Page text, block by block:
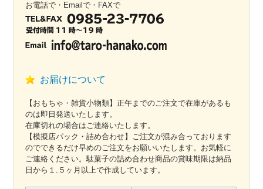
お電話で・Emailで・FAXで
お届けについて
【おもちゃ・雑貨小物類】正午までのご注文で在庫があるも
のは即日発送いたします。
在庫切れの場合はご連絡いたします。
【模擬店パック・詰め合わせ】ご注文が混み合っております
のでできるだけ早めのご注文をお願いいたします。お気軽に
ご連絡ください。駄菓子の詰め合わせ商品の賞味期限は納品
日から１.５ヶ月以上で作成しています。